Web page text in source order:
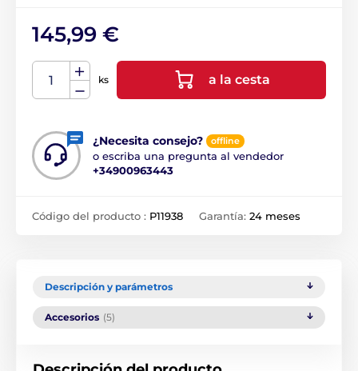
145,99 €
ks a la cesta
¿Necesita consejo? offline
o escriba una pregunta al vendedor
+34900963443
Código del producto : P11938 Garantía: 24 meses
Descripción y parámetros
Accesorios (5)